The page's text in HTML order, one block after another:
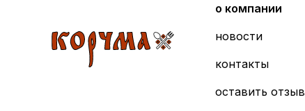
о компании
новости
контакты
оставить отзыв